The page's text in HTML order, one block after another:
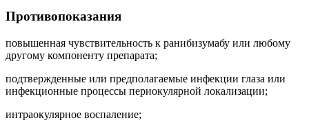
Противопоказания
повышенная чувствительность к ранибизумабу или любому
другому компоненту препарата;
подтвержденные или предполагаемые инфекции глаза или
инфекционные процессы периокулярной локализации;
интраокулярное воспаление;